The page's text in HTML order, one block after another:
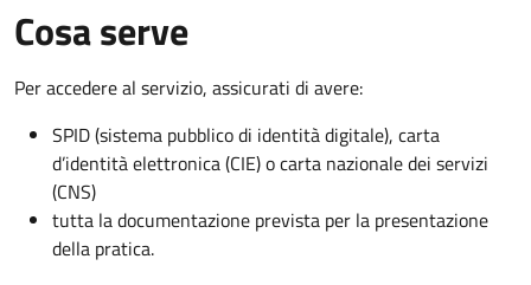
Cosa serve
Per accedere al servizio, assicurati di avere:
SPID (sistema pubblico di identità digitale), carta
d’identità elettronica (CIE) o carta nazionale dei servizi
(CNS)
tutta la documentazione prevista per la presentazione
della pratica.